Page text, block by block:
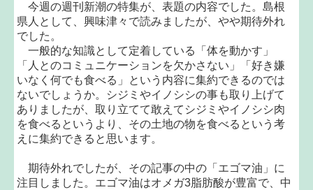
今週の週刊新潮の特集が、表題の内容でした。島根
県人として、興味津々で読みましたが、やや期待外れ
でした。
一般的な知識として定着している「体を動かす」
「人とのコミュニケーションを欠かさない」「好き嫌
いなく何でも食べる」という内容に集約できるのでは
ないでしょうか。シジミやイノシシの事も取り上げて
ありましたが、取り立てて敢えてシジミやイノシシ肉
を食べるというより、その土地の物を食べるという考
えに集約できると思います。
期待外れでしたが、その記事の中の「エゴマ油」に
注目しました。エゴマ油はオメガ3脂肪酸が豊富で、中